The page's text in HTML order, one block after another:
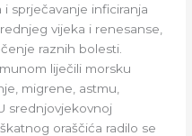
sprječavanje inficiranja
vijeka i renesanse,
raznih bolesti.
liječili morsku
migrene, astmu,
srednjovjekovnoj
oraščića radilo se